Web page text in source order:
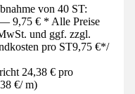
von 40 ST:
9,75 € * Alle Preise
und ggf. zzgl.
pro ST9,75 €*/
24,38 € pro
€/ m)